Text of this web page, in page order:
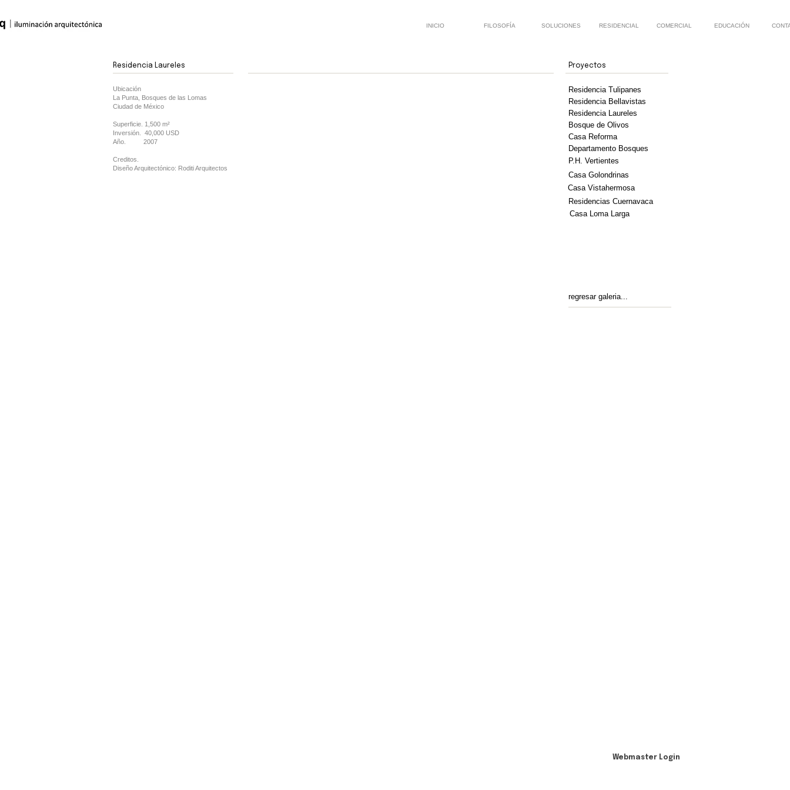
INICIO FILOSOFÍA SOLUCIONES RESIDENCIAL COMERCIAL EDUCACIÓN
Webmaster Login
Residencia Laureles
Ubicación
La Punta, Bosques de las Lomas
Ciudad de México
Superficie. 1,500 m²
Inversión. 40,000 USD
Año. 2007
Creditos.
Diseño Arquitectónico: Roditi Arquitectos
Proyectos
Residencia Tulipanes
Residencia Bellavistas
Residencia Laureles
Bosque de Olivos
Casa Reforma
Departamento Bosques
P.H. Vertientes
Casa Golondrinas
Casa Vistahermosa
Residencias Cuernavaca
Casa Loma Larga
regresar galeria...